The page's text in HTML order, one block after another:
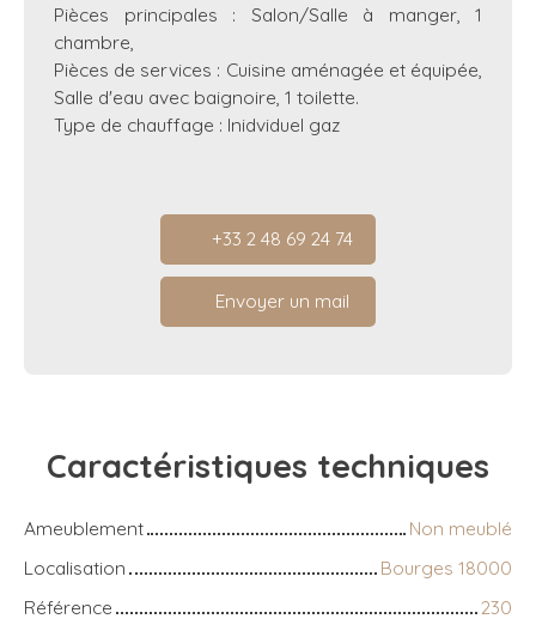
Pièces principales : Salon/Salle à manger, 1
chambre,
Pièces de services : Cuisine aménagée et équipée,
Salle d'eau avec baignoire, 1 toilette.
Type de chauffage : Inidviduel gaz
+33 2 48 69 24 74
Envoyer un mail
Caractéristiques techniques
Ameublement
Non meublé
Localisation
Bourges 18000
Référence
230